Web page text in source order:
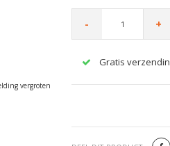
vergroten
- +
Gratis